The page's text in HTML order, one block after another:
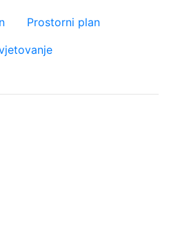
Prostorni plan